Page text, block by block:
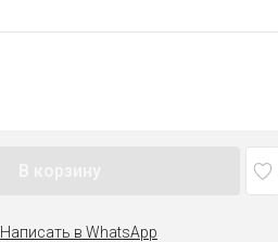
Написать в WhatsApp